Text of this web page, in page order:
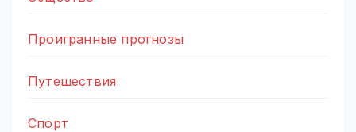
Проигранные прогнозы
Путешествия
Спорт